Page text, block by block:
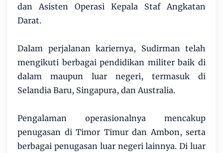
dan Asisten Operasi Kepala Staf Angkatan
Darat.
Dalam perjalanan kariernya, Sudirman telah
mengikuti berbagai pendidikan militer baik di
dalam maupun luar negeri, termasuk di
Selandia Baru, Singapura, dan Australia.
Pengalaman operasionalnya mencakup
penugasan di Timor Timur dan Ambon, serta
berbagai penugasan luar negeri lainnya. Di luar